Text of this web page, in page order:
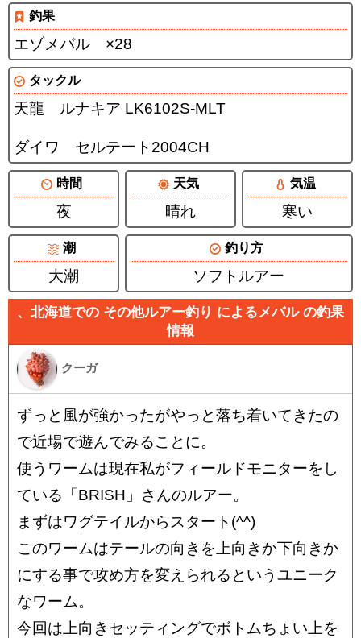
釣果
エゾメバル ×28
タックル
天龍 ルナキア LK6102S-MLT
ダイワ セルテート2004CH
時間
夜
天気
晴れ
気温
寒い
潮
大潮
釣り方
ソフトルアー
、北海道での その他ルアー釣り によるメバル の釣果
情報
クーガ
ずっと風が強かったがやっと落ち着いてきたの
で近場で遊んでみることに。
使うワームは現在私がフィールドモニターをし
ている「BRISH」さんのルアー。
まずはワグテイルからスタート(^^)
このワームはテールの向きを上向きか下向きか
にする事で攻め方を変えられるというユニーク
なワーム。
今回は上向きセッティングでボトムちょい上を